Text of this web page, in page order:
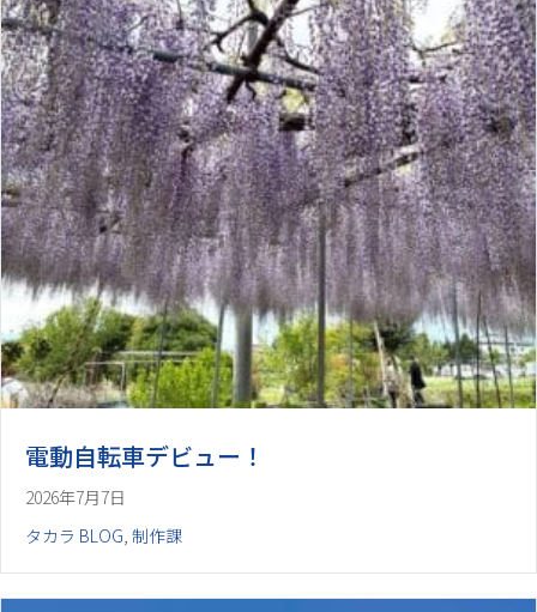
電動自転車デビュー！
2026年7月7日
タカラ BLOG, 制作課